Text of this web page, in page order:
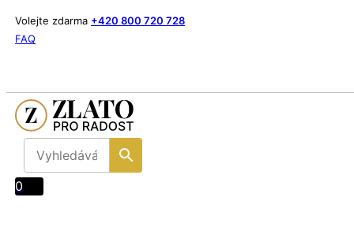
Volejte zdarma +420 800 720 728
FAQ
0